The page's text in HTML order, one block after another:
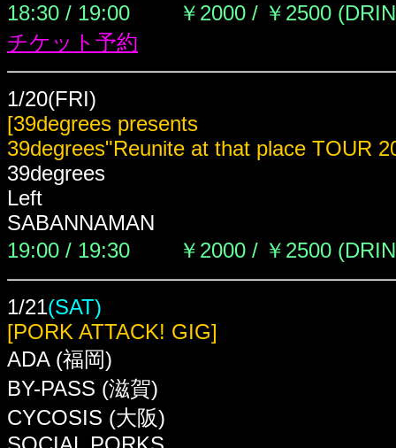
18:30 / 19:00 ￥2000 / ￥2500
チケット予約
1/20(FRI)
[39degrees presents
39degrees"Reunite at that place TOUR
39degrees
Left
SABANNAMAN
19:00 / 19:30 ￥2000 / ￥2500
1/21(SAT)
[PORK ATTACK! GIG]
ADA (福岡)
BY-PASS (滋賀)
CYCOSIS (大阪)